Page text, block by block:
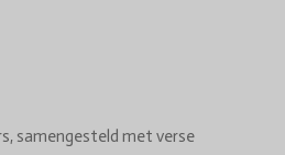
samengesteld met verse